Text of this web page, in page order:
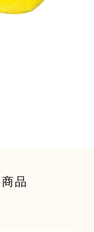
商品